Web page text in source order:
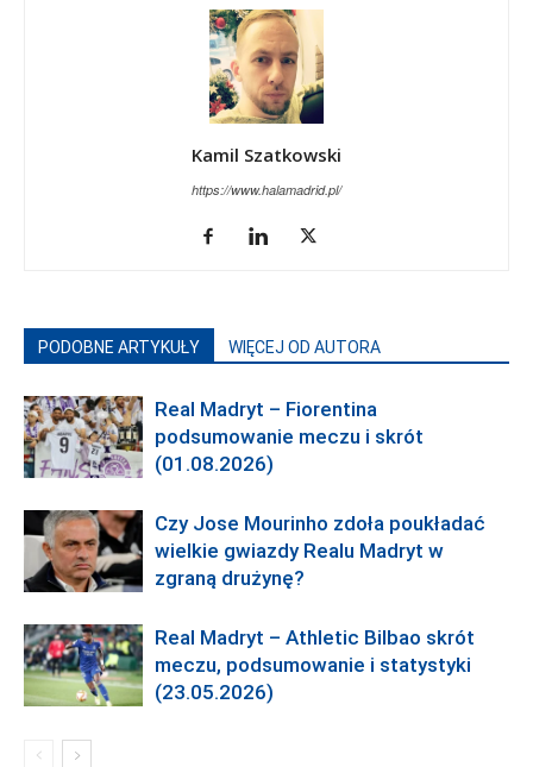
Kamil Szatkowski
https://www.halamadrid.pl/
PODOBNE ARTYKUŁY WIĘCEJ OD AUTORA
Real Madryt – Fiorentina
podsumowanie meczu i skrót
(01.08.2026)
Czy Jose Mourinho zdoła poukładać
wielkie gwiazdy Realu Madryt w
zgraną drużynę?
Real Madryt – Athletic Bilbao skrót
meczu, podsumowanie i statystyki
(23.05.2026)